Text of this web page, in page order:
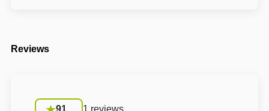
Reviews
91 1 reviews